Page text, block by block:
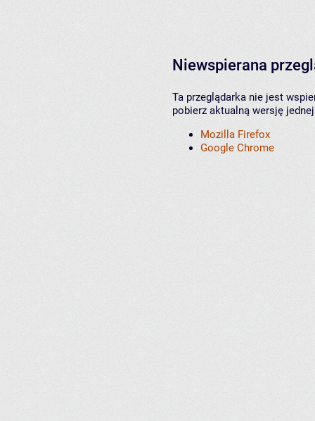
Niewspierana
Ta przeglądarka nie jest
pobierz aktualną wersję
Mozilla Firefox
Google Chrome